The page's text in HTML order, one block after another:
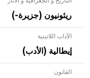
ريئونيون (جزيرة-)
الآداب اللاتينية
إيطالية (الأدب)
القانون- هل تعلم أن الأبلق